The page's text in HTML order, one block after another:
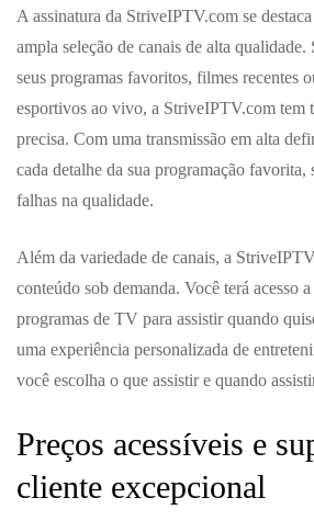
A assinatura da StriveIPTV.com se
ampla seleção de canais de alta qualidade.
seus programas favoritos, filmes recentes
esportivos ao vivo, a StriveIPTV.com tem
precisa. Com uma transmissão em alta
cada detalhe da sua programação favorita,
falhas na qualidade.
Além da variedade de canais, a
conteúdo sob demanda. Você terá acesso
programas de TV para assistir quando
uma experiência personalizada de
você escolha o que assistir e quando
Preços acessíveis e
cliente excepcional